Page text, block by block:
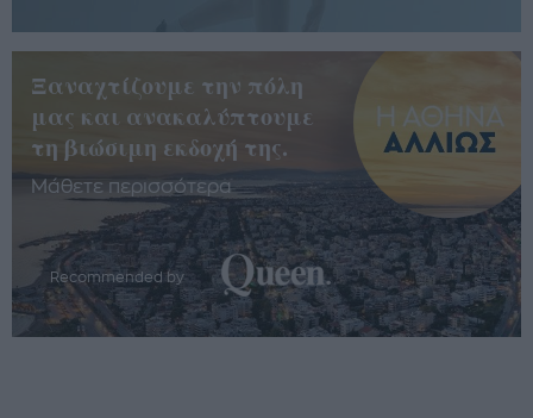
Ξαναχτίζουμε την πόλη
μας και ανακαλύπτουμε
τη βιώσιμη εκδοχή της.
Μάθετε περισσότερα
Recommended by